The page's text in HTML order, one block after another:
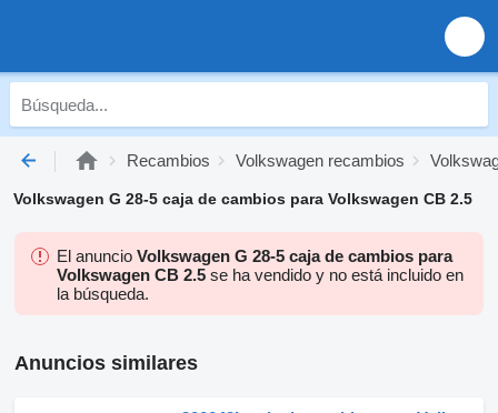
Recambios Volkswagen recambios
Volkswagen G 28-5 caja de cambios para Volkswagen CB 2.5
El anuncio Volkswagen G 28-5 caja de cambios para
Volkswagen CB 2.5 se ha vendido y no está incluido en
la búsqueda.
Anuncios similares